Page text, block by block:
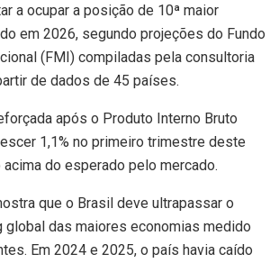
a ocupar a posição de 10ª maior
em 2026, segundo projeções do Fundo
(FMI) compiladas pela consultoria
de dados de 45 países.
após o Produto Interno Bruto
1,1% no primeiro trimestre deste
do esperado pelo mercado.
que o Brasil deve ultrapassar o
global das maiores economias medido
Em 2024 e 2025, o país havia caído